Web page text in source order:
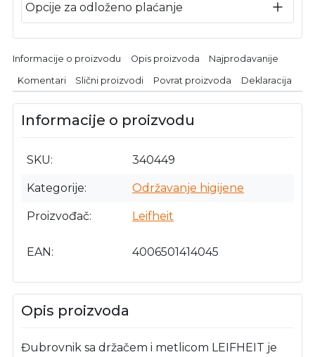
Opcije za odloženo plaćanje
Informacije o proizvodu Opis proizvoda Najprodavanije
Komentari Slični proizvodi Povrat proizvoda Deklaracija
Informacije o proizvodu
SKU 340449
Kategorije Održavanje higijene
Proizvođač Leifheit
EAN 4006501414045
Opis proizvoda
Đubrovnik sa držačem i metlicom LEIFHEIT je